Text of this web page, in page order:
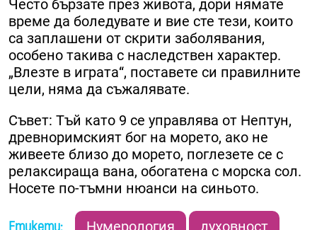
Често бързате през живота, дори нямате
време да боледувате и вие сте тези, които
са заплашени от скрити заболявания,
особено такива с наследствен характер.
„Влезте в играта“, поставете си правилните
цели, няма да съжалявате.
Съвет: Тъй като 9 се управлява от Нептун,
древноримският бог на морето, ако не
живеете близо до морето, поглезете се с
релаксираща вана, обогатена с морска сол.
Носете по-тъмни нюанси на синьото.